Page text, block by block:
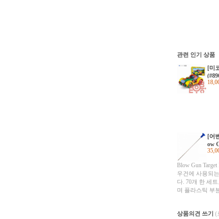
관련 인기 상품
[미
[어
ow
Blow Gun
우건에 사용되
다. 70개 한 세
며 플라스틱 부
플라스틱 캡은
상품의견 쓰기 (